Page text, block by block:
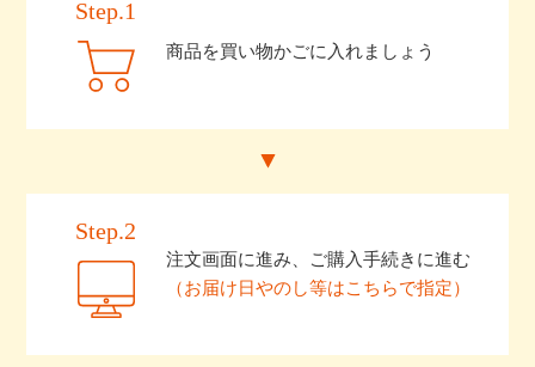
Step.1
商品を買い物かごに入れましょう
Step.2
注文画面に進み、ご購入手続きに進む
（お届け日やのし等はこちらで指定）